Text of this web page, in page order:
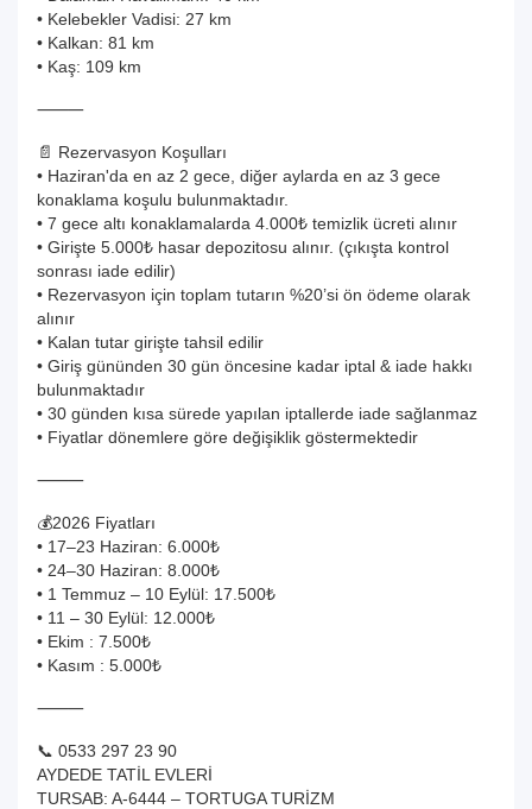
• Kelebekler Vadisi: 27 km
• Kalkan: 81 km
• Kaş: 109 km
⸻
📄 Rezervasyon Koşulları
• Haziran'da en az 2 gece, diğer aylarda en az 3 gece
konaklama koşulu bulunmaktadır.
• 7 gece altı konaklamalarda 4.000₺ temizlik ücreti alınır
• Girişte 5.000₺ hasar depozitosu alınır. (çıkışta kontrol
sonrası iade edilir)
• Rezervasyon için toplam tutarın %20’si ön ödeme olarak
alınır
• Kalan tutar girişte tahsil edilir
• Giriş gününden 30 gün öncesine kadar iptal & iade hakkı
bulunmaktadır
• 30 günden kısa sürede yapılan iptallerde iade sağlanmaz
• Fiyatlar dönemlere göre değişiklik göstermektedir
⸻
💰2026 Fiyatları
• 17–23 Haziran: 6.000₺
• 24–30 Haziran: 8.000₺
• 1 Temmuz – 10 Eylül: 17.500₺
• 11 – 30 Eylül: 12.000₺
• Ekim : 7.500₺
• Kasım : 5.000₺
⸻
📞 0533 297 23 90
AYDEDE TATİL EVLERİ
TURSAB: A-6444 – TORTUGA TURİZM